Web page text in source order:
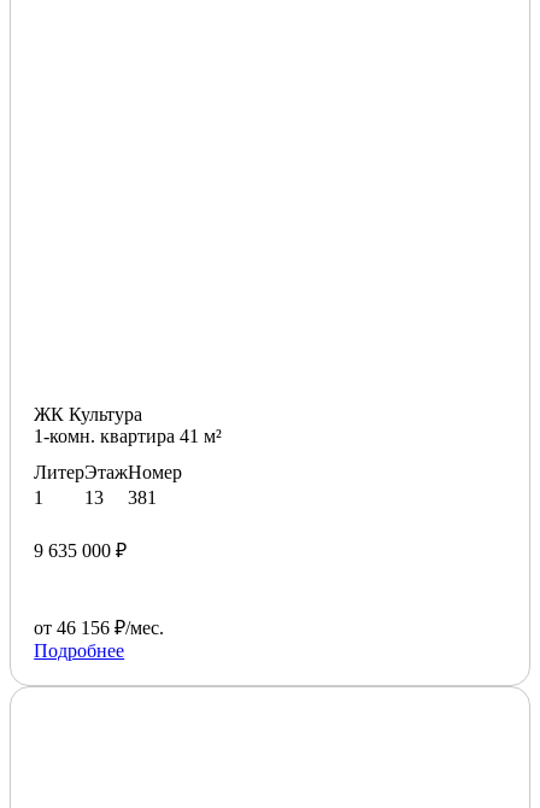
ЖК Культура
1-комн. квартира 41 м²
Литер
1
Этаж
13
Номер
381
9 635 000 ₽
от 46 156 ₽/мес.
Подробнее